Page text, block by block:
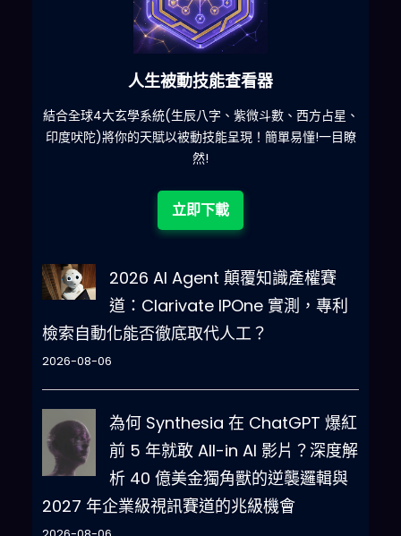
人生被動技能查看器
結合全球4大玄學系統(生辰八字、紫微斗數、西方占星、
印度吠陀)將你的天賦以被動技能呈現！簡單易懂!一目瞭
然!
立即下載
2026 AI Agent 顛覆知識產權賽
道：Clarivate IPOne 實測，專利
檢索自動化能否徹底取代人工？
2026-08-06
為何 Synthesia 在 ChatGPT 爆紅
前 5 年就敢 All-in AI 影片？深度解
析 40 億美金獨角獸的逆襲邏輯與
2027 年企業級視訊賽道的兆級機會